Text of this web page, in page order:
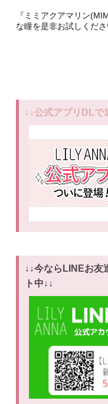
『ミミアクアマリン
な瞳を是非お試しくださ
↓↓公式アプリDLで
↓↓今ならLINEお友
ト中↓↓